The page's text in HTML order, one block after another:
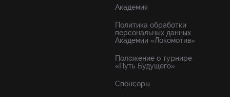
Академия
Политика обработки
персональных данных
Академии «Локомотив»
Положение о турнире
«Путь Будущего»
Спонсоры